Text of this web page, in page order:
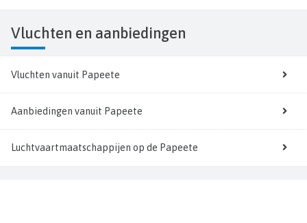
Vluchten en aanbiedingen
Vluchten vanuit Papeete
Aanbiedingen vanuit Papeete
Luchtvaartmaatschappijen op de Papeete